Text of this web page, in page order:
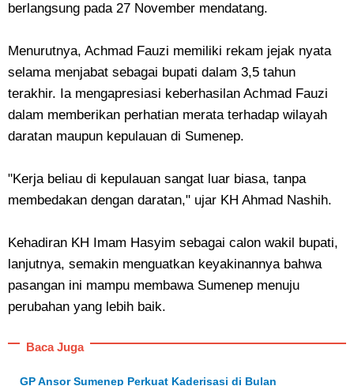
berlangsung pada 27 November mendatang.
Menurutnya, Achmad Fauzi memiliki rekam jejak nyata
selama menjabat sebagai bupati dalam 3,5 tahun
terakhir. Ia mengapresiasi keberhasilan Achmad Fauzi
dalam memberikan perhatian merata terhadap wilayah
daratan maupun kepulauan di Sumenep.
"Kerja beliau di kepulauan sangat luar biasa, tanpa
membedakan dengan daratan," ujar KH Ahmad Nashih.
Kehadiran KH Imam Hasyim sebagai calon wakil bupati,
lanjutnya, semakin menguatkan keyakinannya bahwa
pasangan ini mampu membawa Sumenep menuju
perubahan yang lebih baik.
Baca Juga
GP Ansor Sumenep Perkuat Kaderisasi di Bulan